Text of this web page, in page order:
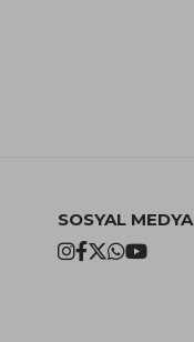
SOSYAL MEDYA